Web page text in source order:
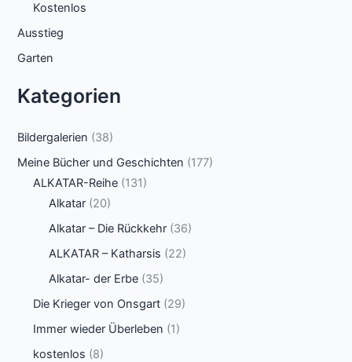
Kostenlos
Ausstieg
Garten
Kategorien
Bildergalerien (38)
Meine Bücher und Geschichten (177)
ALKATAR-Reihe (131)
Alkatar (20)
Alkatar – Die Rückkehr (36)
ALKATAR – Katharsis (22)
Alkatar- der Erbe (35)
Die Krieger von Onsgart (29)
Immer wieder Überleben (1)
kostenlos (8)